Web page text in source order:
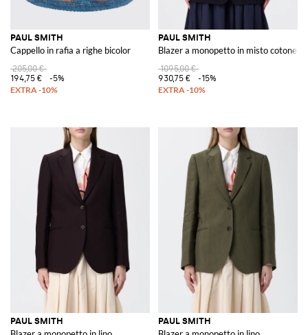
PAUL SMITH
Cappello in rafia a righe bicolor
205,00 €
194,75 €
-5%
PAUL SMITH
Blazer a monopetto in misto cotone
1095,00 €
930,75 €
-15%
PAUL SMITH PAUL SMITH